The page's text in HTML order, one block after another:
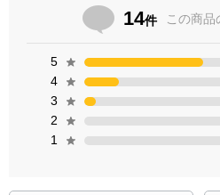
14件 この商品
5
4
3
2
1